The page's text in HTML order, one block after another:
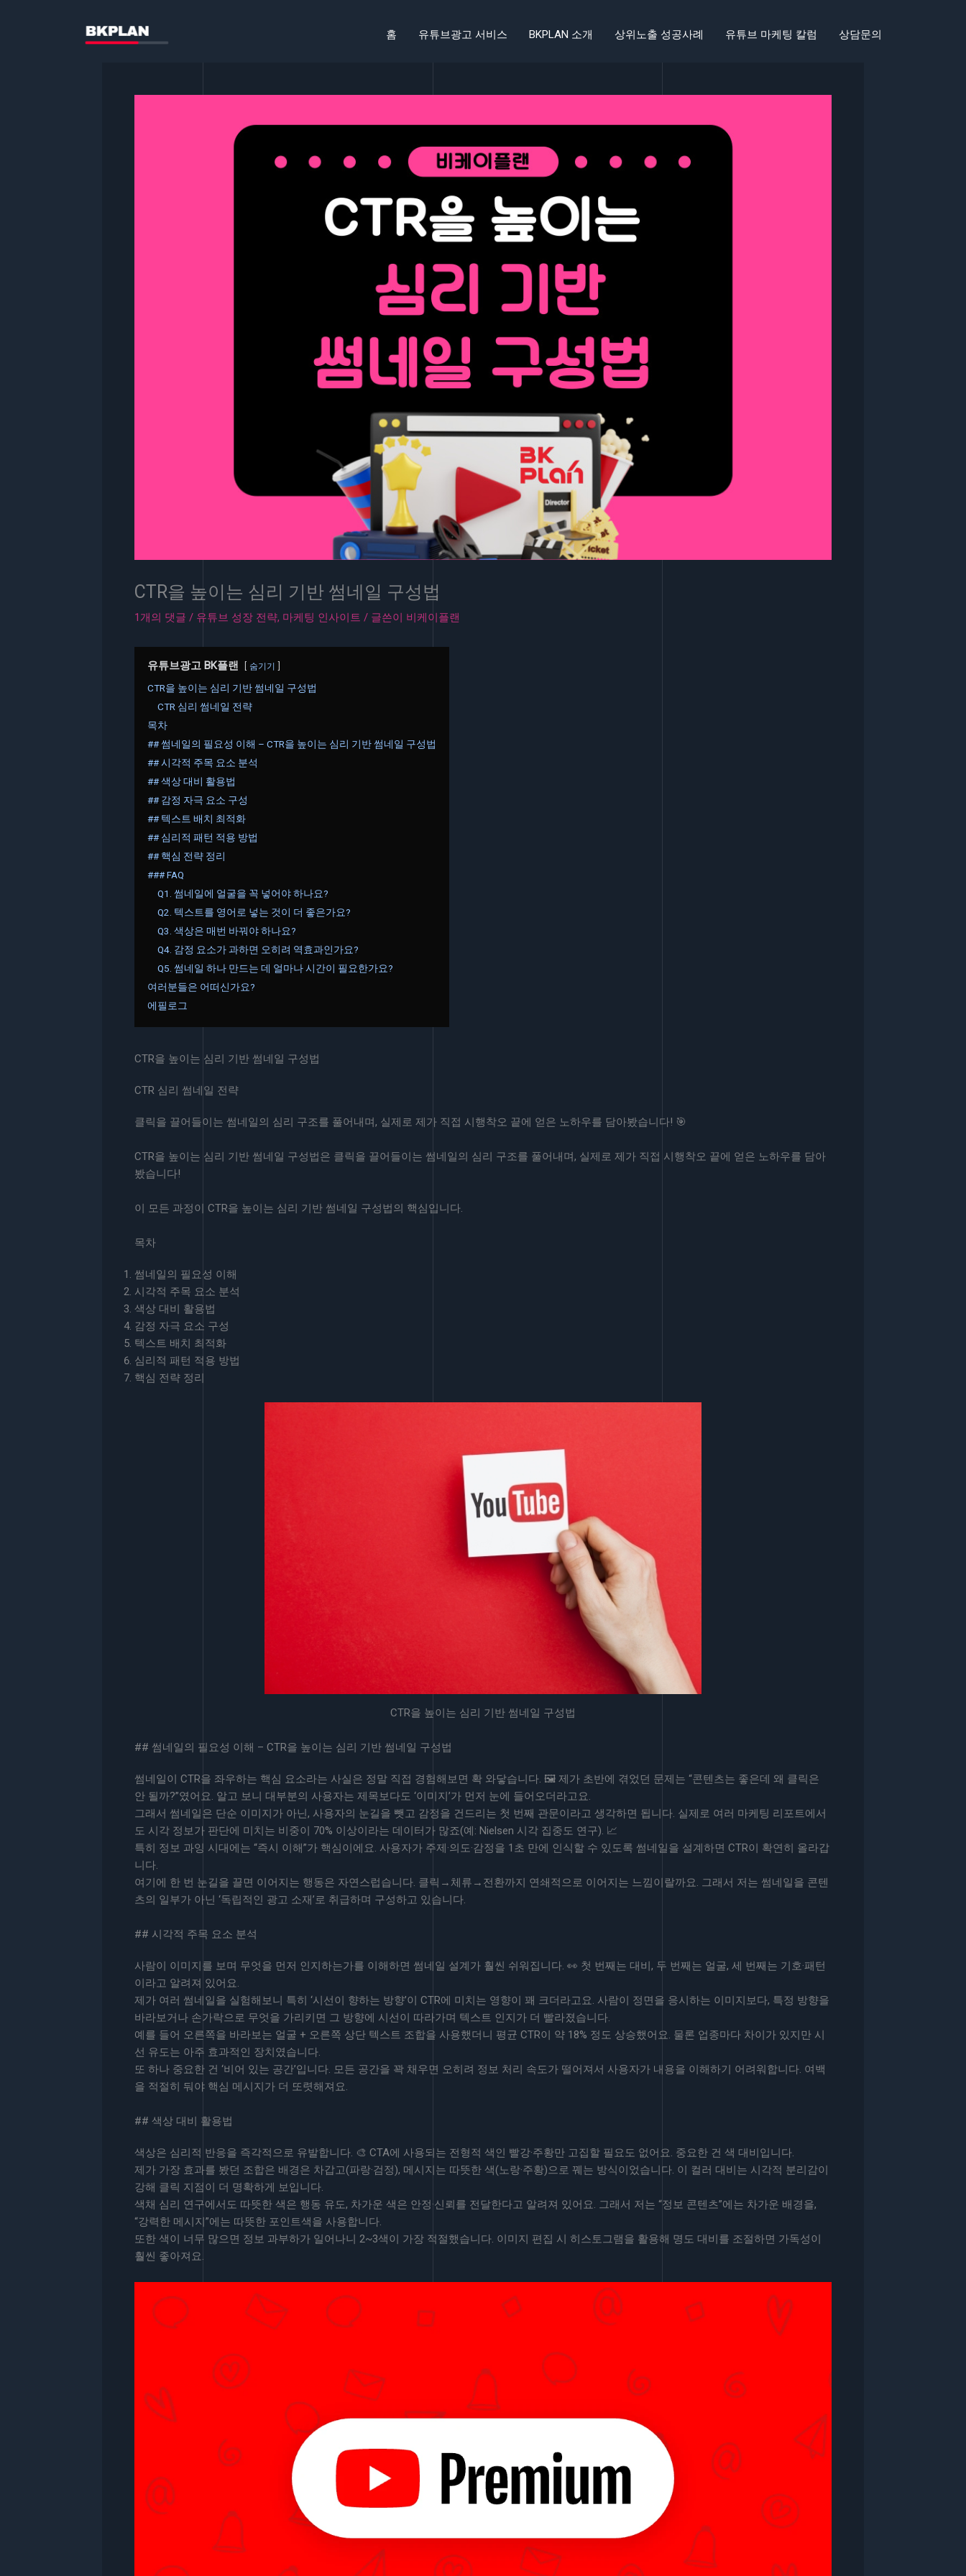
홈 유튜브광고 서비스 BKPLAN 소개 상위노출 성공사례 유튜브 마케팅 칼럼 상담문의
CTR을 높이는 심리 기반 썸네일 구성법
1개의 댓글 / 유튜브 성장 전략, 마케팅 인사이트 / 글쓴이 비케이플랜
유튜브광고 BK플랜 숨기기
CTR을 높이는 심리 기반 썸네일 구성법
CTR 심리 썸네일 전략
목차
## 썸네일의 필요성 이해 – CTR을 높이는 심리 기반 썸네일 구성법
## 시각적 주목 요소 분석
## 색상 대비 활용법
## 감정 자극 요소 구성
## 텍스트 배치 최적화
## 심리적 패턴 적용 방법
## 핵심 전략 정리
### FAQ
Q1. 썸네일에 얼굴을 꼭 넣어야 하나요?
Q2. 텍스트를 영어로 넣는 것이 더 좋은가요?
Q3. 색상은 매번 바꿔야 하나요?
Q4. 감정 요소가 과하면 오히려 역효과인가요?
Q5. 썸네일 하나 만드는 데 얼마나 시간이 필요한가요?
여러분들은 어떠신가요?
에필로그
CTR을 높이는 심리 기반 썸네일 구성법
CTR 심리 썸네일 전략
클릭을 끌어들이는 썸네일의 심리 구조를 풀어내며, 실제로 제가 직접 시행착오 끝에 얻은 노하우를 담아봤습니다! 🎯
CTR을 높이는 심리 기반 썸네일 구성법은 클릭을 끌어들이는 썸네일의 심리 구조를 풀어내며, 실제로 제가 직접 시행착오 끝에 얻은 노하우를 담아
봤습니다!
이 모든 과정이 CTR을 높이는 심리 기반 썸네일 구성법의 핵심입니다.
목차
썸네일의 필요성 이해
시각적 주목 요소 분석
색상 대비 활용법
감정 자극 요소 구성
텍스트 배치 최적화
심리적 패턴 적용 방법
핵심 전략 정리
CTR을 높이는 심리 기반 썸네일 구성법
## 썸네일의 필요성 이해 – CTR을 높이는 심리 기반 썸네일 구성법
썸네일이 CTR을 좌우하는 핵심 요소라는 사실은 정말 직접 경험해보면 확 와닿습니다. 🖼️ 제가 초반에 겪었던 문제는 “콘텐츠는 좋은데 왜 클릭은
안 될까?”였어요. 알고 보니 대부분의 사용자는 제목보다도 ‘이미지’가 먼저 눈에 들어오더라고요.
그래서 썸네일은 단순 이미지가 아닌, 사용자의 눈길을 뺏고 감정을 건드리는 첫 번째 관문이라고 생각하면 됩니다. 실제로 여러 마케팅 리포트에서
도 시각 정보가 판단에 미치는 비중이 70% 이상이라는 데이터가 많죠(예: Nielsen 시각 집중도 연구). 📈
특히 정보 과잉 시대에는 “즉시 이해”가 핵심이에요. 사용자가 주제·의도·감정을 1초 만에 인식할 수 있도록 썸네일을 설계하면 CTR이 확연히 올라갑
니다.
여기에 한 번 눈길을 끌면 이어지는 행동은 자연스럽습니다. 클릭→체류→전환까지 연쇄적으로 이어지는 느낌이랄까요. 그래서 저는 썸네일을 콘텐
츠의 일부가 아닌 ‘독립적인 광고 소재’로 취급하며 구성하고 있습니다.
## 시각적 주목 요소 분석
사람이 이미지를 보며 무엇을 먼저 인지하는가를 이해하면 썸네일 설계가 훨씬 쉬워집니다. 👀 첫 번째는 대비, 두 번째는 얼굴, 세 번째는 기호·패턴
이라고 알려져 있어요.
제가 여러 썸네일을 실험해보니 특히 ‘시선이 향하는 방향’이 CTR에 미치는 영향이 꽤 크더라고요. 사람이 정면을 응시하는 이미지보다, 특정 방향을
바라보거나 손가락으로 무엇을 가리키면 그 방향에 시선이 따라가며 텍스트 인지가 더 빨라졌습니다.
예를 들어 오른쪽을 바라보는 얼굴 + 오른쪽 상단 텍스트 조합을 사용했더니 평균 CTR이 약 18% 정도 상승했어요. 물론 업종마다 차이가 있지만 시
선 유도는 아주 효과적인 장치였습니다.
또 하나 중요한 건 ‘비어 있는 공간’입니다. 모든 공간을 꽉 채우면 오히려 정보 처리 속도가 떨어져서 사용자가 내용을 이해하기 어려워합니다. 여백
을 적절히 둬야 핵심 메시지가 더 또렷해져요.
## 색상 대비 활용법
색상은 심리적 반응을 즉각적으로 유발합니다. 🎨 CTA에 사용되는 전형적 색인 빨강·주황만 고집할 필요도 없어요. 중요한 건 색 대비입니다.
제가 가장 효과를 봤던 조합은 배경은 차갑고(파랑·검정), 메시지는 따뜻한 색(노랑·주황)으로 꿰는 방식이었습니다. 이 컬러 대비는 시각적 분리감이
강해 클릭 지점이 더 명확하게 보입니다.
색채 심리 연구에서도 따뜻한 색은 행동 유도, 차가운 색은 안정·신뢰를 전달한다고 알려져 있어요. 그래서 저는 “정보 콘텐츠”에는 차가운 배경을,
“강력한 메시지”에는 따뜻한 포인트색을 사용합니다.
또한 색이 너무 많으면 정보 과부하가 일어나니 2~3색이 가장 적절했습니다. 이미지 편집 시 히스토그램을 활용해 명도 대비를 조절하면 가독성이
훨씬 좋아져요.